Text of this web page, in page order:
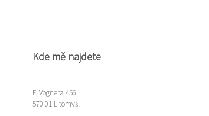
Kde mě najdete
F. Vognera 456
570 01 Litomyšl